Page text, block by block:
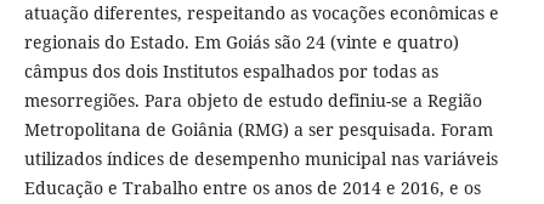
atuação diferentes, respeitando as vocações econômicas e
regionais do Estado. Em Goiás são 24 (vinte e quatro)
câmpus dos dois Institutos espalhados por todas as
mesorregiões. Para objeto de estudo definiu-se a Região
Metropolitana de Goiânia (RMG) a ser pesquisada. Foram
utilizados índices de desempenho municipal nas variáveis
Educação e Trabalho entre os anos de 2014 e 2016, e os